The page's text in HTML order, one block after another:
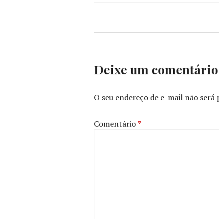
Deixe um comentário
O seu endereço de e-mail não será
Comentário*